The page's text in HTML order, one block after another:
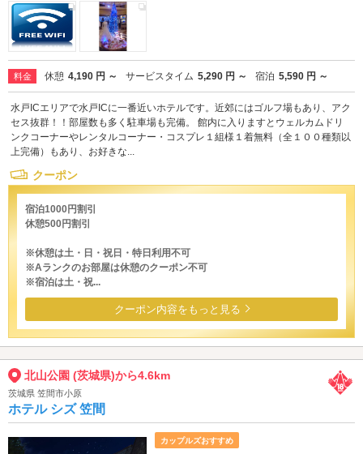
料金 休憩 4,190 円 ～ サービスタイム 5,290 円 ～ 宿泊 5,590 円 ～
水戸ICエリアで水戸ICに一番近いホテルです。近郊にはゴルフ場もあり、アク
セス抜群！！部屋数も多く駐車場も完備。 館内に入りますとウェルカムドリ
ンクコーナーやレンタルコーナー・コスプレ１組様１着無料（全１００種類以
上完備）もあり、お好きな...
クーポン
宿泊1000円割引
休憩500円割引
※休憩は土・日・祝日・特日利用不可
※Aランクのお部屋は休憩のクーポン不可
※宿泊は土・祝...
クーポン内容をもっと見る
北山公園 (茨城県)から4.6km
茨城県 笠間市小原
ホテル シズ 笠間
カップルズおすすめ